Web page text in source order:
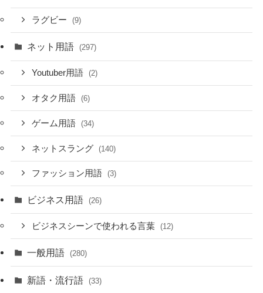
ラグビー (9)
ネット用語 (297)
Youtuber用語 (2)
オタク用語 (6)
ゲーム用語 (34)
ネットスラング (140)
ファッション用語 (3)
ビジネス用語 (26)
ビジネスシーンで使われる言葉 (12)
一般用語 (280)
新語・流行語 (33)